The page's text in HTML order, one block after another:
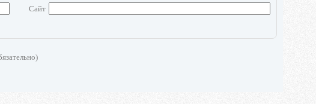
Сайт